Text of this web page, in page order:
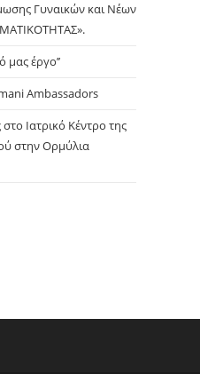
Γυναικών και Νέων
έργο’’
Ambassadors
στο Ιατρικό Κέντρο της
στην Ορμύλια